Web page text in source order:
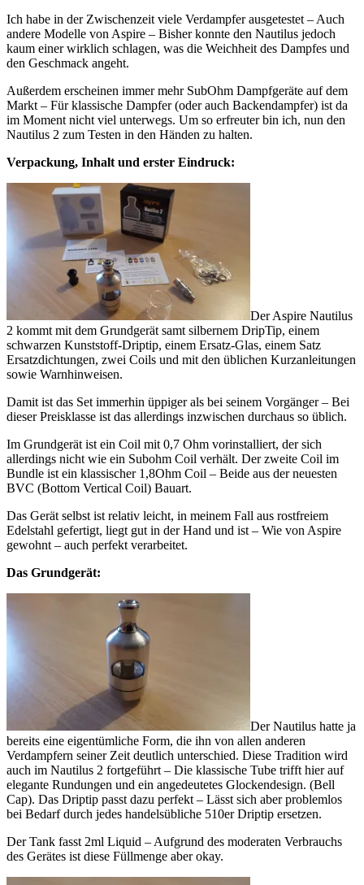
Ich habe in der Zwischenzeit viele Verdampfer ausgetestet – Auch
andere Modelle von Aspire – Bisher konnte den Nautilus jedoch
kaum einer wirklich schlagen, was die Weichheit des Dampfes und
den Geschmack angeht.
Außerdem erscheinen immer mehr SubOhm Dampfgeräte auf dem
Markt – Für klassische Dampfer (oder auch Backendampfer) ist da
im Moment nicht viel unterwegs. Um so erfreuter bin ich, nun den
Nautilus 2 zum Testen in den Händen zu halten.
Verpackung, Inhalt und erster Eindruck:
Der Aspire Nautilus
2 kommt mit dem Grundgerät samt silbernem DripTip, einem
schwarzen Kunststoff-Driptip, einem Ersatz-Glas, einem Satz
Ersatzdichtungen, zwei Coils und mit den üblichen Kurzanleitungen
sowie Warnhinweisen.
Damit ist das Set immerhin üppiger als bei seinem Vorgänger – Bei
dieser Preisklasse ist das allerdings inzwischen durchaus so üblich.
Im Grundgerät ist ein Coil mit 0,7 Ohm vorinstalliert, der sich
allerdings nicht wie ein Subohm Coil verhält. Der zweite Coil im
Bundle ist ein klassischer 1,8Ohm Coil – Beide aus der neuesten
BVC (Bottom Vertical Coil) Bauart.
Das Gerät selbst ist relativ leicht, in meinem Fall aus rostfreiem
Edelstahl gefertigt, liegt gut in der Hand und ist – Wie von Aspire
gewohnt – auch perfekt verarbeitet.
Das Grundgerät:
Der Nautilus hatte ja
bereits eine eigentümliche Form, die ihn von allen anderen
Verdampfern seiner Zeit deutlich unterschied. Diese Tradition wird
auch im Nautilus 2 fortgeführt – Die klassische Tube trifft hier auf
elegante Rundungen und ein angedeutetes Glockendesign. (Bell
Cap). Das Driptip passt dazu perfekt – Lässt sich aber problemlos
bei Bedarf durch jedes handelsübliche 510er Driptip ersetzen.
Der Tank fasst 2ml Liquid – Aufgrund des moderaten Verbrauchs
des Gerätes ist diese Füllmenge aber okay.